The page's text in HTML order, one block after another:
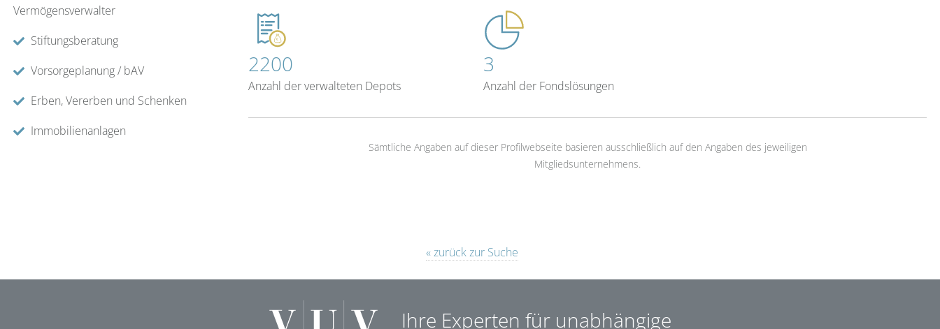
Vermögensverwalter
Stiftungsberatung
Vorsorgeplanung / bAV
Erben, Vererben und Schenken
Immobilienanlagen
2200
Anzahl der verwalteten Depots
3
Anzahl der Fondslösungen
Sämtliche Angaben auf dieser Profilwebseite basieren ausschließlich auf den Angaben des jeweiligen
Mitgliedsunternehmens.
« zurück zur Suche
Ihre Experten für unabhängige